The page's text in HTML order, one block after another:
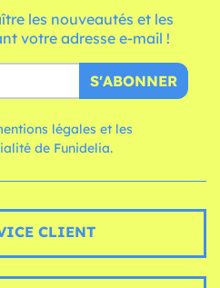
les nouveautés et les
votre adresse e-mail !
S'ABONNER
légales et les
de Funidelia.
CLIENT